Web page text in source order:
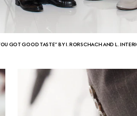
GOT GOOD TASTE” BY I. RORSCHACH AND L.